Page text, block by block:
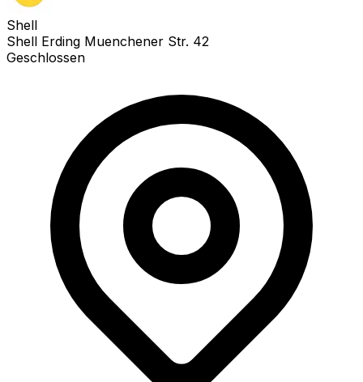
Shell
Shell Erding Muenchener Str. 42
Geschlossen